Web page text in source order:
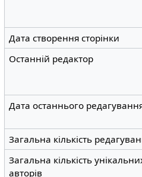
Дата створення сторінки
Останній редактор
Дата останнього
Загальна кількість
Загальна кількість
авторів